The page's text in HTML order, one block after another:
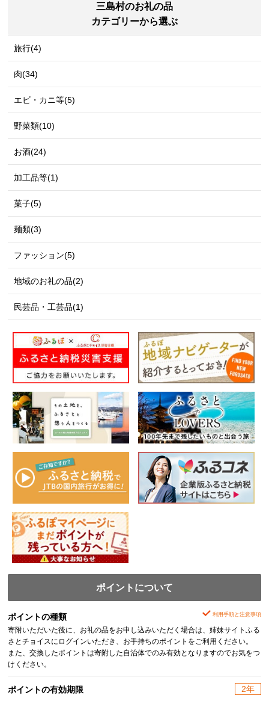
三島村のお礼の品
カテゴリーから選ぶ
旅行(4)
肉(34)
エビ・カニ等(5)
野菜類(10)
お酒(24)
加工品等(1)
菓子(5)
麺類(3)
ファッション(5)
地域のお礼の品(2)
民芸品・工芸品(1)
ポイントについて
ポイントの種類 利用手順と注意事項
寄附いただいた後に、お礼の品をお申し込みいただく場合は、姉妹サイトふる
さとチョイスにログインいただき、お手持ちのポイントをご利用ください。
また、交換したポイントは寄附した自治体でのみ有効となりますのでお気をつ
けください。
ポイントの有効期限 2年